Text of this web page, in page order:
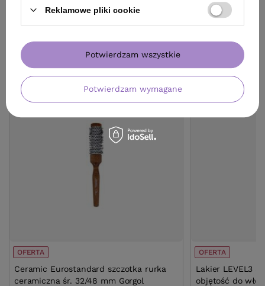
ZOBACZ RÓWNIEŻ
OFERTA
Ceramic Eurostandard szczotka rurka
ceramiczna śr. 32/48 mm Gorgol
OFERTA
Lakier LEVEL3
objętość do
Reklamowe pliki cookie
Potwierdzam wymagane
Potwierdzam wszystkie